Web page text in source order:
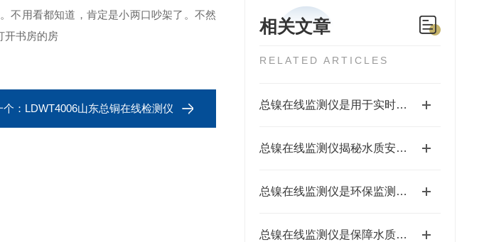
相关文章
RELATED ARTICLES
总镍在线监测仪是用于实时监测水体中总镍重金属含量的水质分析设备
总镍在线监测仪揭秘水质安全背后科技
总镍在线监测仪是环保监测的得力助手
总镍在线监测仪是保障水质安全的重要设备
不用看都知道，肯定是小两口吵架了。不然
开书房的房
： LDWT4006山东总铜在线检测仪